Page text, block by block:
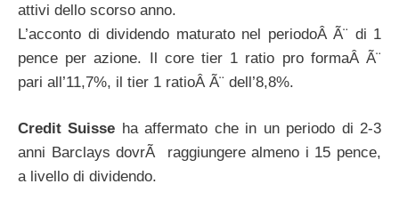
attivi dello scorso anno.
L’acconto di dividendo maturato nel periodoÂ Ã¨ di 1
pence per azione. Il core tier 1 ratio pro formaÂ Ã¨
pari all’11,7%, il tier 1 ratioÂ Ã¨ dell’8,8%.
Credit Suisse ha affermato che in un periodo di 2-3
anni Barclays dovrÃ raggiungere almeno i 15 pence,
a livello di dividendo.